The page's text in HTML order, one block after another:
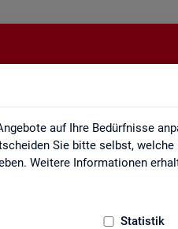
auf Ihre Bedürfnisse
Sie bitte selbst,
Weitere Informationen
Statistik